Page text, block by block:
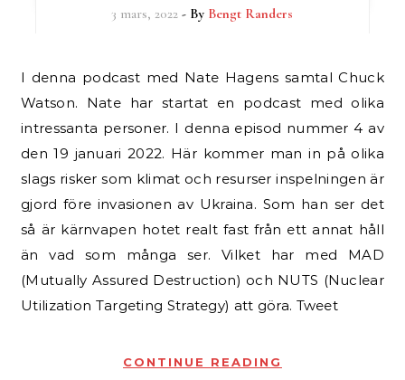
3 mars, 2022 - By Bengt Randers
I denna podcast med Nate Hagens samtal Chuck
Watson. Nate har startat en podcast med olika
intressanta personer. I denna episod nummer 4 av
den 19 januari 2022. Här kommer man in på olika
slags risker som klimat och resurser inspelningen är
gjord före invasionen av Ukraina. Som han ser det
så är kärnvapen hotet realt fast från ett annat håll
än vad som många ser. Vilket har med MAD
(Mutually Assured Destruction) och NUTS (Nuclear
Utilization Targeting Strategy) att göra. Tweet
CONTINUE READING